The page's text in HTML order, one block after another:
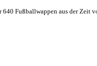
Fußballwappen aus der Zeit